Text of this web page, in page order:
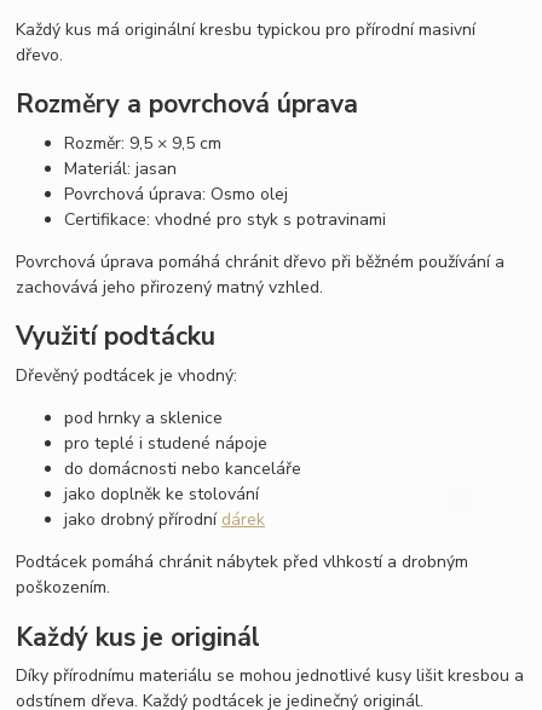
Každý kus má originální kresbu typickou pro přírodní masivní
dřevo.
Rozměry a povrchová úprava
Rozměr: 9,5 × 9,5 cm
Materiál: jasan
Povrchová úprava: Osmo olej
Certifikace: vhodné pro styk s potravinami
Povrchová úprava pomáhá chránit dřevo při běžném používání a
zachovává jeho přirozený matný vzhled.
Využití podtácku
Dřevěný podtácek je vhodný:
pod hrnky a sklenice
pro teplé i studené nápoje
do domácnosti nebo kanceláře
jako doplněk ke stolování
jako drobný přírodní dárek
Podtácek pomáhá chránit nábytek před vlhkostí a drobným
poškozením.
Každý kus je originál
Díky přírodnímu materiálu se mohou jednotlivé kusy lišit kresbou a
odstínem dřeva. Každý podtácek je jedinečný originál.